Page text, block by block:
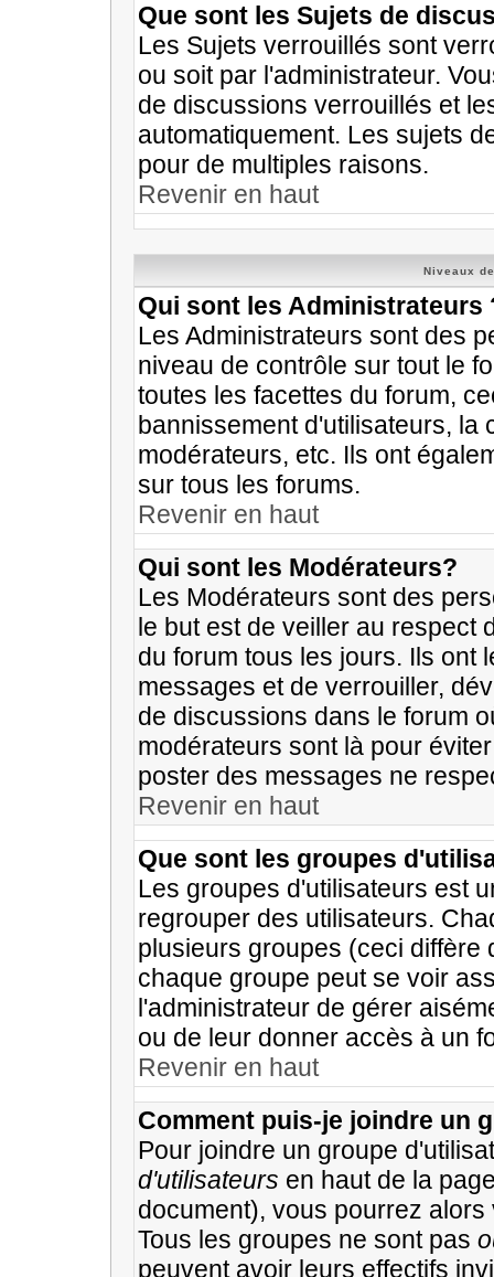
Que sont les Sujets de
Les Sujets verrouillés sont
ou soit par l'administrateur.
de discussions verrouillés et
automatiquement. Les sujets
pour de multiples raisons.
Revenir en haut
Niveaux
Qui sont les Administrateurs
Les Administrateurs sont des
niveau de contrôle sur tout le
toutes les facettes du forum,
bannissement d'utilisateurs, la
modérateurs, etc. Ils ont
sur tous les forums.
Revenir en haut
Qui sont les Modérateurs?
Les Modérateurs sont des
le but est de veiller au respect
du forum tous les jours. Ils ont
messages et de verrouiller,
de discussions dans le forum
modérateurs sont là pour
poster des messages ne
Revenir en haut
Que sont les groupes
Les groupes d'utilisateurs est
regrouper des utilisateurs.
plusieurs groupes (ceci diffère
chaque groupe peut se voir
l'administrateur de gérer
ou de leur donner accès à un
Revenir en haut
Comment puis-je joindre un
Pour joindre un groupe
d'utilisateurs en haut de la
document), vous pourrez
Tous les groupes ne sont pas
peuvent avoir leurs effectifs